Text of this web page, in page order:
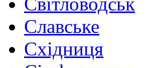
Славське
Східниця